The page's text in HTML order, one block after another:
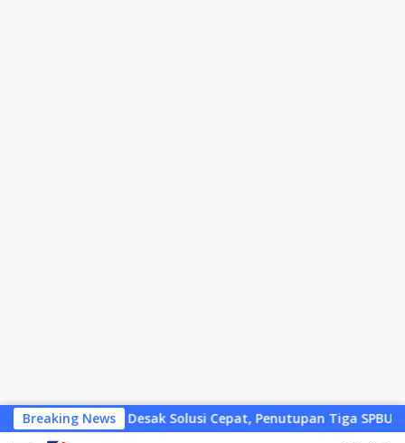
Langsung
ke
Breaking News
Desak Solusi Cepat, Penutupan Tiga SPBU Picu Antrean